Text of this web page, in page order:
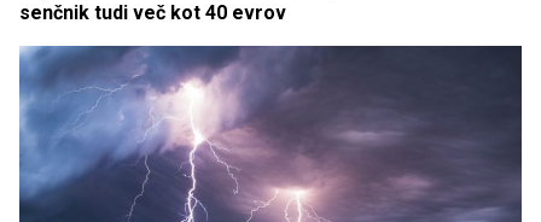
senčnik tudi več kot 40 evrov